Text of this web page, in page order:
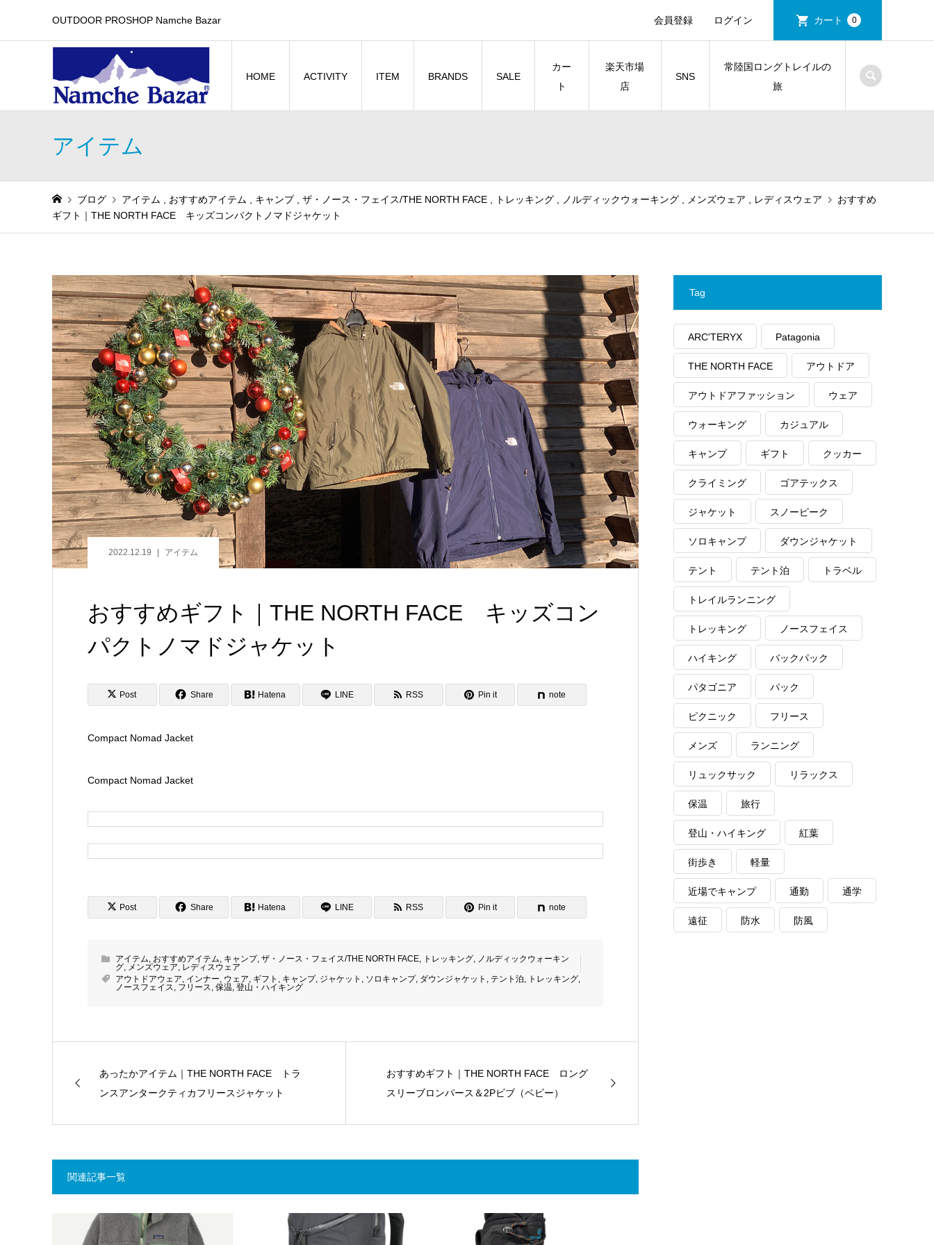
OUTDOOR PROSHOP Namche Bazar 会員登録 ログイン カート 0
HOME ACTIVITY ITEM BRANDS SALE
カー
ト
楽天市場
店
SNS
常陸国ロングトレイルの
旅
アイテム
ブログ アイテム おすすめアイテム キャンプ ザ・ノース・フェイス/THE NORTH FACE トレッキング ノルディックウォーキング メンズウェア レディスウェア
おすすめ
ギフト｜THE NORTH FACE キッズコンパクトノマドジャケット
2022.12.19 アイテム
おすすめギフト｜THE NORTH FACE キッズコン
パクトノマドジャケット
Post Share Hatena LINE RSS Pin it note
Compact Nomad Jacket
Compact Nomad Jacket
Post Share Hatena LINE RSS Pin it note
アイテム, おすすめアイテム, キャンプ, ザ・ノース・フェイス/THE NORTH FACE, トレッキング, ノルディックウォーキン
グ, メンズウェア, レディスウェア
アウトドアウェア, インナー, ウェア, ギフト , キャンプ, ジャケット , ソロキャンプ, ダウンジャケット , テント泊, トレッキング,
ノースフェイス, フリース, 保温, 登山・ハイキング
あったかアイテム｜THE NORTH FACE トラ
ンスアンタークティカフリースジャケット
おすすめギフト｜THE NORTH FACE ロング
スリーブロンパース＆2Pビブ（ベビー）
関連記事一覧
Tag
ARC'TERYX Patagonia
THE NORTH FACE アウトドア
アウトドアファッション ウェア
ウォーキング カジュアル
キャンプ ギフト クッカー
クライミング ゴアテックス
ジャケット スノーピーク
ソロキャンプ ダウンジャケット
テント テント泊 トラベル
トレイルランニング
トレッキング ノースフェイス
ハイキング バックパック
パタゴニア パック
ピクニック フリース
メンズ ランニング
リュックサック リラックス
保温 旅行
登山・ハイキング 紅葉
街歩き 軽量
近場でキャンプ 通勤 通学
遠征 防水 防風